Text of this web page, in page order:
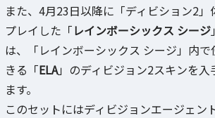
また、4月23日以降に「ディビション2」
プレイした「レインボーシックス シージ
は、「レインボーシックス シージ」内
きる「ELA」のディビジョン2スキンを入
ます。
このセットにはディビジョンエージェン